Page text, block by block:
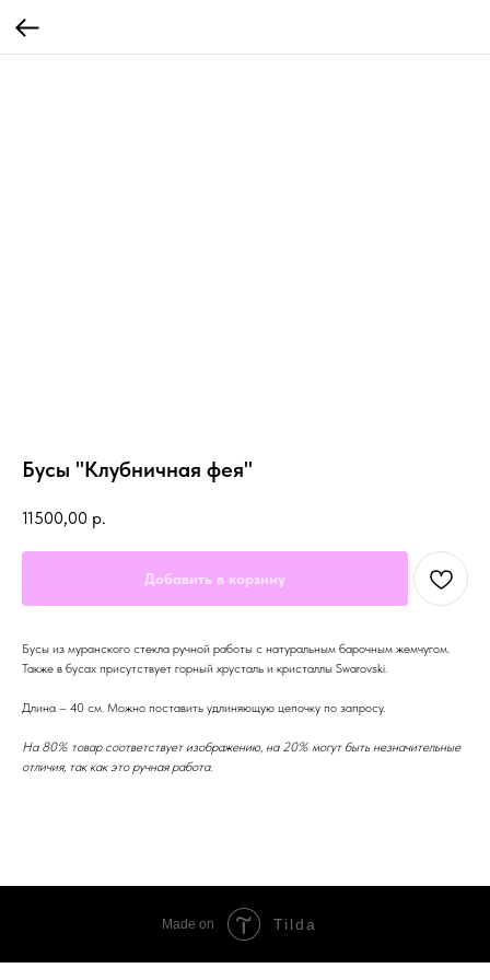
Бусы "Клубничная фея"
11500,00 р.
Добавить в корзину
Бусы из муранского стекла ручной работы с натуральным барочным жемчугом.
Также в бусах присутствует горный хрусталь и кристаллы Swarovski.
Длина – 40 см. Можно поставить удлиняющую цепочку по запросу.
На 80% товар соответствует изображению, на 20% могут быть незначительные
отличия, так как это ручная работа.
Made on Tilda